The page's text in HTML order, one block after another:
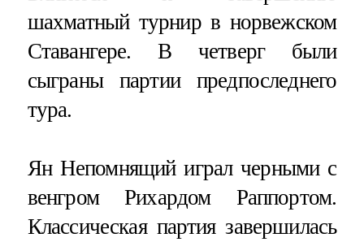
шахматный турнир в норвежском
Ставангере. В четверг были
сыграны партии предпоследнего
тура.
Ян Непомнящий играл черными с
венгром Рихардом Раппортом.
Классическая партия завершилась